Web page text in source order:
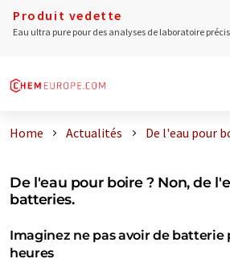
Produit vedette
Eau ultra pure pour des analyses de laboratoire
Home Actualités De l'eau pour
De l'eau pour boire ? Non, de
batteries.
Imaginez ne pas avoir de batterie
heures